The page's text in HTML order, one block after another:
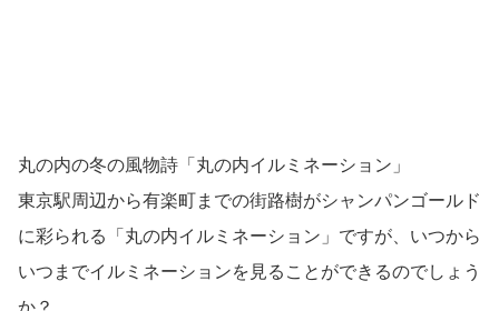
丸の内の冬の風物詩「丸の内イルミネーション」
東京駅周辺から有楽町までの街路樹がシャンパンゴールド
に彩られる「丸の内イルミネーション」ですが、いつから
いつまでイルミネーションを見ることができるのでしょう
か？